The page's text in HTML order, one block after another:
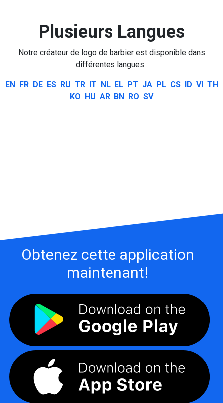
Plusieurs Langues
Notre créateur de logo de barbier est disponible dans
différentes langues :
EN FR DE ES RU TR IT NL EL PT JA PL CS ID VI TH
KO HU AR BN RO SV
Obtenez cette application
maintenant!